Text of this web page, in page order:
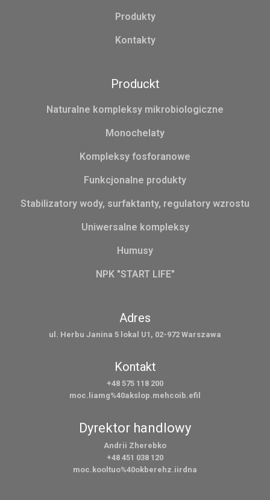
Produkty
Kontakty
Produckt
Naturalne kompleksy mikrobiologiczne
Monochelaty
Kompleksy fosforanowe
Funkcjonalne produkty
Stabilizatory wody, surfaktanty, regulatory wzrostu
Uniwersalne kompleksy
Humusy
NPK "START LIFE"
Adres
ul. Herbu Janina 5 lokal U1, 02-972 Warszawa
Kontakt
+48 575 118 200
moc.liamg%40akslop.mehcoib.efil
Dyrektor handlowy
Andrii Zherebko
+48 451 038 120
moc.kooltuo%40okberehz.iirdna